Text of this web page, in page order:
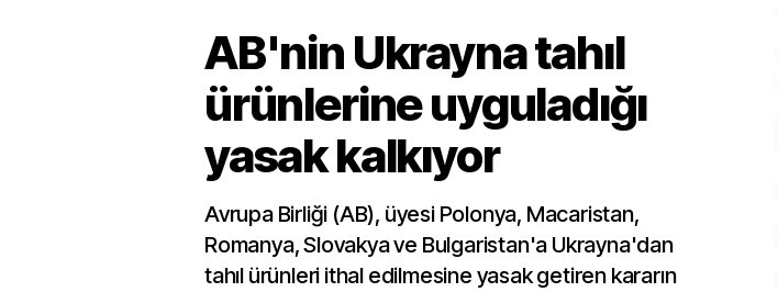
AB'nin Ukrayna tahıl
ürünlerine uyguladığı
yasak kalkıyor
Avrupa Birliği (AB), üyesi Polonya, Macaristan,
Romanya, Slovakya ve Bulgaristan'a Ukrayna'dan
tahıl ürünleri ithal edilmesine yasak getiren kararın